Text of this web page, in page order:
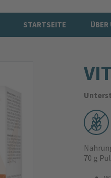
STARTSEITE ÜBER
70 g